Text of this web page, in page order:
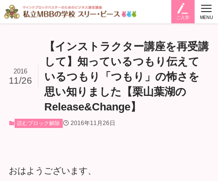
ご入学 MENU
【インストラクター講座を再受講
して】知っているつもり伝えて
いるつもり「つもり」の怖さを
思い知りました【栗山葉湖の
Release&Change】
2016
11/26
読むブロック解除 2016年11月26日
おはようございます、